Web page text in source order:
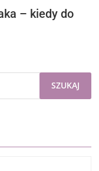
– kiedy do